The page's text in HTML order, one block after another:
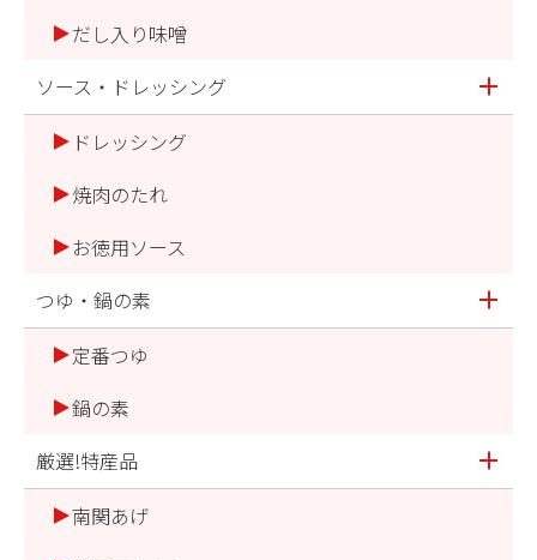
だし入り味噌
ソース・ドレッシング
ドレッシング
焼肉のたれ
お徳用ソース
つゆ・鍋の素
定番つゆ
鍋の素
厳選!特産品
南関あげ